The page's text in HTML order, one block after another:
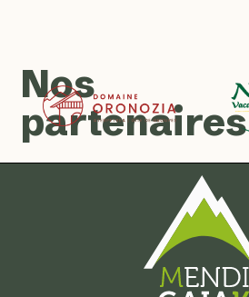
Nos
partenaires